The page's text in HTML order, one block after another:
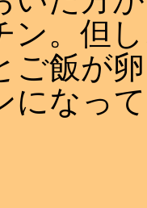
ン。但
ご飯が
になっ